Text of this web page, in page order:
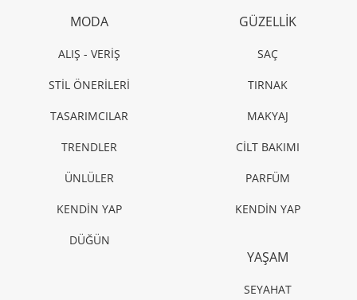
MODA
ALIŞ - VERİŞ
STİL ÖNERİLERİ
TASARIMCILAR
TRENDLER
ÜNLÜLER
KENDİN YAP
DÜĞÜN
GÜZELLİK
SAÇ
TIRNAK
MAKYAJ
CİLT BAKIMI
PARFÜM
KENDİN YAP
YAŞAM
SEYAHAT